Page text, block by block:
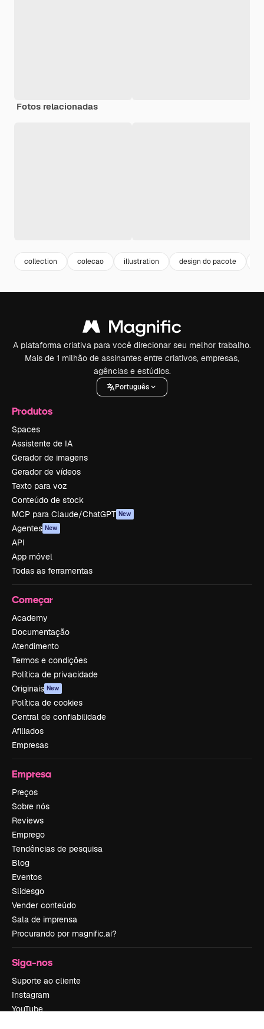
Fotos relacionadas
collection colecao illustration design do pacote
A plataforma criativa para você direcionar seu melhor trabalho.
Mais de 1 milhão de assinantes entre criativos, empresas,
agências e estúdios.
Português
Produtos
Spaces
Assistente de IA
Gerador de imagens
Gerador de vídeos
Texto para voz
Conteúdo de stock
MCP para Claude/ChatGPT New
Agentes New
API
App móvel
Todas as ferramentas
Começar
Academy
Documentação
Atendimento
Termos e condições
Política de privacidade
Originais New
Política de cookies
Central de confiabilidade
Afiliados
Empresas
Empresa
Preços
Sobre nós
Reviews
Emprego
Tendências de pesquisa
Blog
Eventos
Slidesgo
Vender conteúdo
Sala de imprensa
Procurando por magnific.ai?
Siga-nos
Suporte ao cliente
Instagram
YouTube